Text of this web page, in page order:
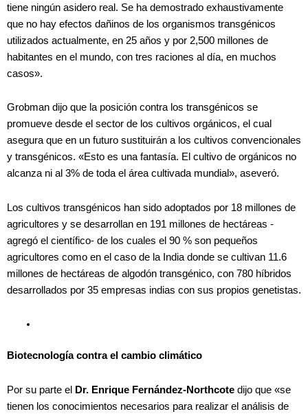
tiene ningún asidero real. Se ha demostrado exhaustivamente
que no hay efectos dañinos de los organismos transgénicos
utilizados actualmente, en 25 años y por 2,500 millones de
habitantes en el mundo, con tres raciones al día, en muchos
casos».
Grobman dijo que la posición contra los transgénicos se
promueve desde el sector de los cultivos orgánicos, el cual
asegura que en un futuro sustituirán a los cultivos convencionales
y transgénicos. «Esto es una fantasía. El cultivo de orgánicos no
alcanza ni al 3% de toda el área cultivada mundial», aseveró.
Los cultivos transgénicos han sido adoptados por 18 millones de
agricultores y se desarrollan en 191 millones de hectáreas -
agregó el científico- de los cuales el 90 % son pequeños
agricultores como en el caso de la India donde se cultivan 11.6
millones de hectáreas de algodón transgénico, con 780 híbridos
desarrollados por 35 empresas indias con sus propios genetistas.
Biotecnología contra el cambio climático
Por su parte el Dr. Enrique Fernández-Northcote dijo que «se
tienen los conocimientos necesarios para realizar el análisis de